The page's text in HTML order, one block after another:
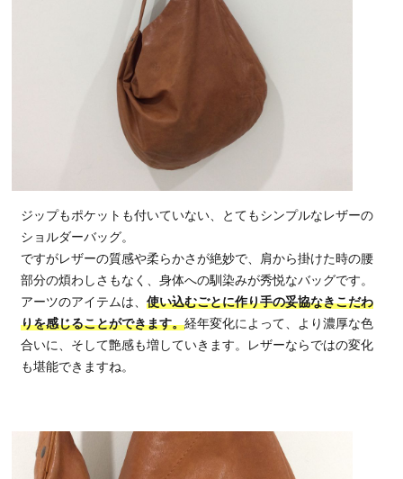
ジップもポケットも付いていない、とてもシンプルなレザーの
ショルダーバッグ。
ですがレザーの質感や柔らかさが絶妙で、肩から掛けた時の腰
部分の煩わしさもなく、身体への馴染みが秀悦なバッグです。
アーツのアイテムは、使い込むごとに作り手の妥協なきこだわ
りを感じることができます。経年変化によって、より濃厚な色
合いに、そして艶感も増していきます。レザーならではの変化
も堪能できますね。